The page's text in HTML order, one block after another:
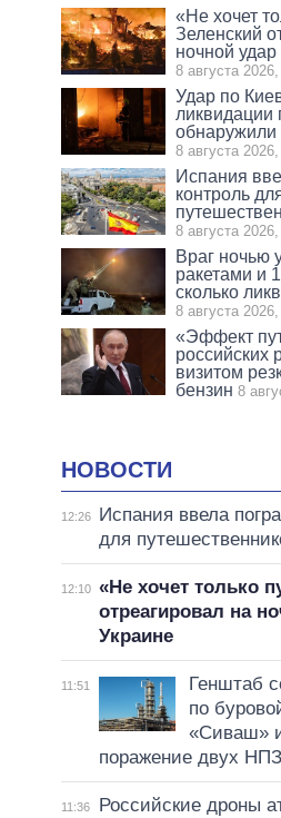
«Не хочет
Зеленский
ночной
8 августа
Удар по
ликвидации
обнаружили
8 августа
Испания
контроль
8 августа
Враг ночью
ракетами и
сколько
8 августа
«Эффект
российских
визитом
бензин 8
НОВОСТИ
12:26
Испания ввела
для
12:10 «Не хочет только
отреагировал на
Украине
11:51
Генштаб
по
«Сиваш»
поражение двух НПЗ
11:36
Российские дроны